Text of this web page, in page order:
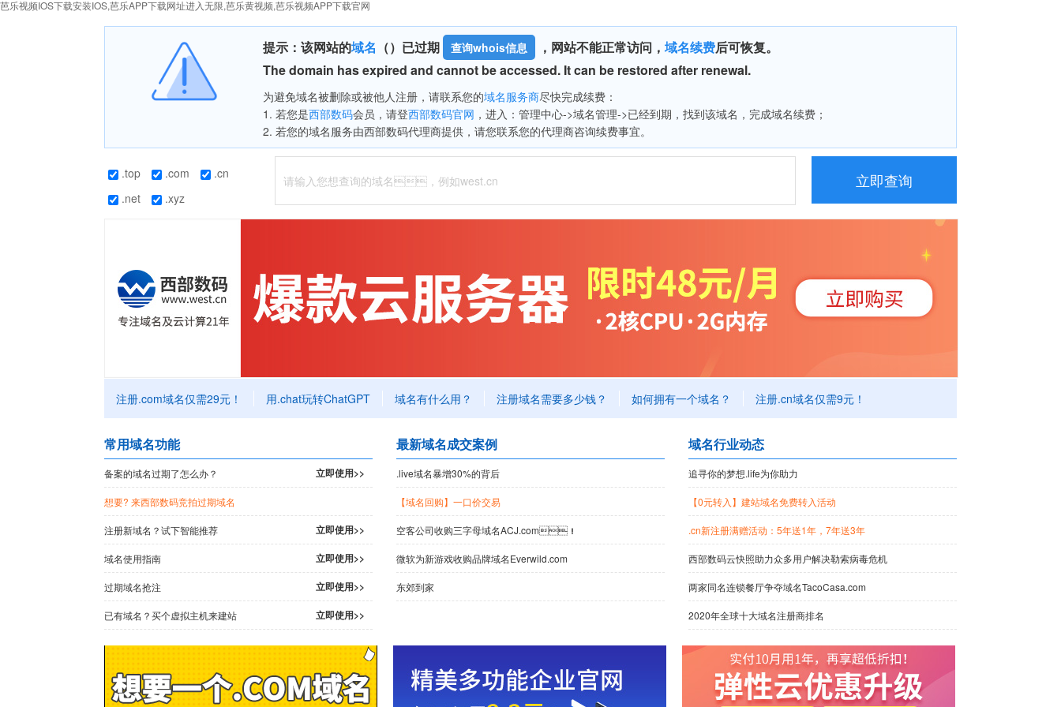
芭乐视频IOS下载安装IOS,芭乐APP下载网址进入无限,芭乐黄视频,芭乐视频APP下载官网
提示：该网站的域名 （）已过期 查询whois信息 ，网站不能正常访问， 域名续费后可恢复。
The domain has expired and cannot be accessed. It can be restored after renewal.
为避免域名被删除或被他人注册，请联系您的域名服务商尽快完成续费：
1. 若您是西部数码会员，请登西部数码官网 ，进入：管理中心->域名管理->已经到期，找到该域名，完成域名续费；
2. 若您的域名服务由西部数码代理商提供，请您联系您的代理商咨询续费事宜。
.top .com
.cn
.net
.xyz
立即查询
注册.com域名仅需29元！ 用.chat玩转ChatGPT 域名有什么用？ 注册域名需要多少钱？ 如何拥有一个域名？ 注册.cn域名仅需9元！
常用域名功能
备案的域名过期了怎么办？ 立即使用>>
想要? 来西部数码竞拍过期域名
注册新域名？试下智能推荐 立即使用>>
域名使用指南 立即使用>>
过期域名抢注 立即使用>>
已有域名？买个虚拟主机来建站 立即使用>>
最新域名成交案例
.live域名暴增30%的背后
【域名回购】一口价交易
空客公司收购三字母域名ACJ.com！
微软为新游戏收购品牌域名Everwild.com
东郊到家
域名行业动态
追寻你的梦想.life为你助力
【0元转入】建站域名免费转入活动
.cn新注册满赠活动：5年送1年，7年送3年
西部数码云快照助力众多用户解决勒索病毒危机
两家同名连锁餐厅争夺域名TacoCasa.com
2020年全球十大域名注册商排名